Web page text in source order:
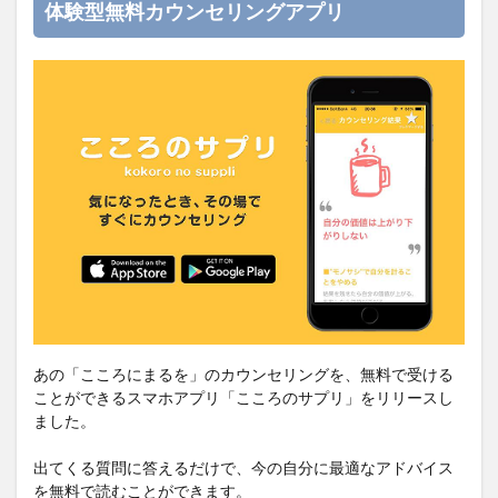
体験型無料カウンセリングアプリ
あの「こころにまるを」のカウンセリングを、無料で受ける
ことができるスマホアプリ「こころのサプリ」をリリースし
ました。
出てくる質問に答えるだけで、今の自分に最適なアドバイス
を無料で読むことができます。